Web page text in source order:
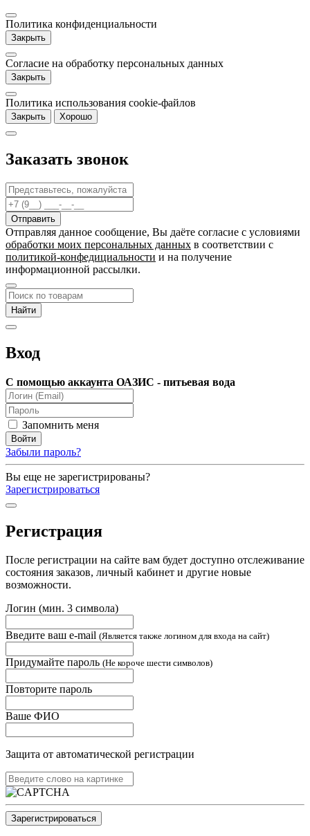
Политика конфиденциальности
Закрыть
Согласие на обработку персональных данных
Закрыть
Политика использования cookie-файлов
Закрыть Хорошо
Заказать звонок
Отправляя данное сообщение, Вы даёте согласие c условиями
обработки моих персональных данных в соответствии с
политикой-конфедициальности и на получение
информационной рассылки.
Вход
С помощью аккаунта ОАЗИС - питьевая вода
Запомнить меня
Забыли пароль?
Вы еще не зарегистрированы?
Зарегистрироваться
Регистрация
После регистрации на сайте вам будет доступно отслеживание
состояния заказов, личный кабинет и другие новые
возможности.
Логин (мин. 3 символа)
Введите ваш e-mail (Является также логином для входа на сайт)
Придумайте пароль (Не короче шести символов)
Повторите пароль
Ваше ФИО
Защита от автоматической регистрации